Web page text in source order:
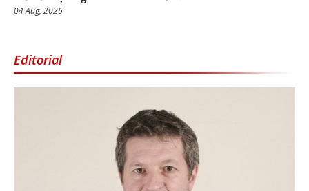
04 Aug, 2026
Editorial